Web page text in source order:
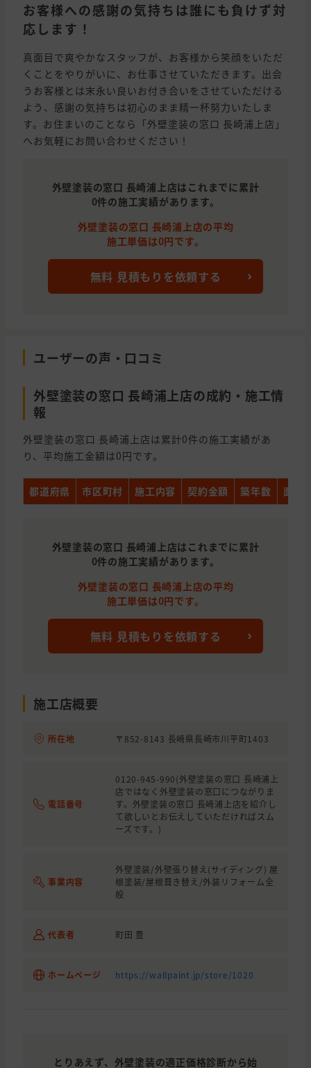
お客様への感謝の気持ちは誰にも負けず対
応します！
真面目で爽やかなスタッフが、お客様から笑顔をいただ
くことをやりがいに、お仕事させていただきます。出会
うお客様とは末永い良いお付き合いをさせていただける
よう、感謝の気持ちは初心のまま精一杯努力いたしま
す。お住まいのことなら「外壁塗装の窓口 長崎浦上店」
へお気軽にお問い合わせください！
外壁塗装の窓口 長崎浦上店はこれまでに累計
0件の施工実績があります。
外壁塗装の窓口 長崎浦上店の平均
施工単価は0円です。
無料 見積もりを依頼する
ユーザーの声・口コミ
外壁塗装の窓口 長崎浦上店の成約・施工情
報
外壁塗装の窓口 長崎浦上店は累計0件の施工実績があ
り、平均施工金額は0円です。
都道府県 市区町村 施工内容 契約金額 築年数 面積
外壁塗装の窓口 長崎浦上店はこれまでに累計
0件の施工実績があります。
外壁塗装の窓口 長崎浦上店の平均
施工単価は0円です。
無料 見積もりを依頼する
施工店概要
所在地 〒852-8143 長崎県長崎市川平町1403
電話番号
0120-945-990(外壁塗装の窓口 長崎浦上
店ではなく外壁塗装の窓口につながりま
す。外壁塗装の窓口 長崎浦上店を紹介し
て欲しいとお伝えしていただければスム
ーズです。)
事業内容
外壁塗装/外壁張り替え(サイディング) 屋
根塗装/屋根葺き替え/外装リフォーム全
般
代表者 町田 豊
ホームページ https://wallpaint.jp/store/1020
とりあえず、外壁塗装の適正価格診断から始